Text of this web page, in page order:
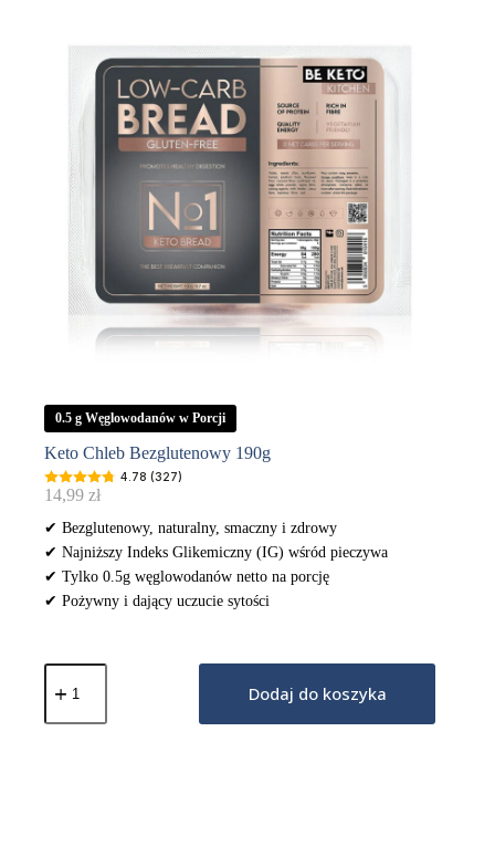
0.5 g Węglowodanów w Porcji
Keto Chleb Bezglutenowy 190g
4.78 (327)
14,99 zł
✔ Bezglutenowy, naturalny, smaczny i zdrowy
✔ Najniższy Indeks Glikemiczny (IG) wśród pieczywa
✔ Tylko 0.5g węglowodanów netto na porcję
✔ Pożywny i dający uczucie sytości
ilość
Keto
Bezglutenowy
Dodaj do koszyka